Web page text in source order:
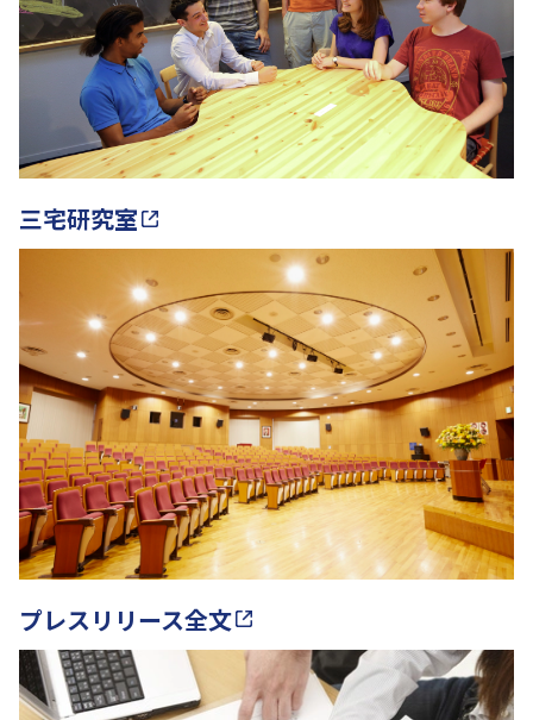
三宅研究室
プレスリリース全文